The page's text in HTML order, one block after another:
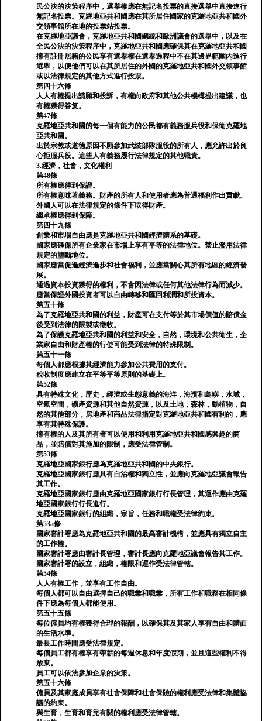
民公決的決策程序中，選舉權應在無記名投票的直接選舉中直接進行
無記名投票。克羅地亞共和國應在其所居住國家的克羅地亞共和國外
交領事館所在地的投票站投票。
在克羅地亞議會，克羅地亞共和國總統和歐洲議會的選舉中，以及在
全民公決的決策程序中，克羅地亞共和國應確保其在克羅地亞共和國
擁有註冊居籍的公民享有選舉權在選舉過程中不在其邊界範圍內進行
選舉，以便他們可以在其所居住的外國的克羅地亞共和國外交領事館
或以法律規定的其他方式進行投票。
第四十六條
人人有權提出請願和投訴，有權向政府和其他公共機構提出建議，也
有權獲得答复。
第47條
克羅地亞共和國的每一個有能力的公民都有義務服兵役和保衛克羅地
亞共和國。
出於宗教或道德原因不願參加武裝部隊服役的所有人，應允許出於良
心拒服兵役。這些人有義務履行法律規定的其他職責。
3.經濟，社會，文化權利
第48條
所有權應得到保證。
所有權意味著義務。財產的所有人和使用者應為普通福利作出貢獻。
外國人可以在法律規定的條件下取得財產。
繼承權應得到保障。
第四十九條
創業和市場自由應是克羅地亞共和國經濟體系的基礎。
國家應確保所有企業家在市場上享有平等的法律地位。禁止濫用法律
規定的壟斷地位。
國家應當促進經濟進步和社會福利，並應當關心其所有地區的經濟發
展。
通過資本投資獲得的權利，不會因法律或任何其他法律行為而減少。
應當保證外國投資者可以自由轉移和匯回利潤和所投資本。
第五十條
為了克羅地亞共和國的利益，財產可在支付等於其市場價值的賠償金
後受到法律的限製或徵收。
為了保護克羅地亞共和國的利益和安全，自然，環境和公共衛生，企
業家自由和財產權的行使可能受到法律的特殊限制。
第五十一條
每個人都應根據其經濟能力參加公共費用的支付。
稅收制度應建立在平等平等原則的基礎上。
第52條
具有特殊文化，歷史，經濟或生態意義的海洋，海濱和島嶼，水域，
空氣空間，礦產資源和其他自然資源，以及土地，森林，動植物，自
然的其他部分，房地產和商品法律指定對克羅地亞共和國有利的，應
享有其特殊保護。
擁有權的人及其所有者可以使用和利用克羅地亞共和國感興趣的商
品，並賠償對其施加的限制，應受法律管制。
第53條
克羅地亞國家銀行應為克羅地亞共和國的中央銀行。
克羅地亞國家銀行應具有自治權和獨立性，並應向克羅地亞議會報告
其工作。
克羅地亞國家銀行應由克羅地亞國家銀行行長管理，其運作應由克羅
地亞國家銀行行長進行。
克羅地亞國家銀行的組織，宗旨，任務和職權受法律約束。
第53a條
國家審計署應為克羅地亞共和國的最高審計機構，並應具有獨立自主
的工作權。
國家審計署應由審計長管理，審計長應向克羅地亞議會報告其工作。
國家審計署的設立，組織，權限和運作受法律管轄。
第54條
人人有權工作，並享有工作自由。
每個人都可以自由選擇自己的職業和職業，所有工作和職務在相同條
件下應為每個人都能使用。
第五十五條
每位僱員均有權獲得合理的報酬，以確保其及其家人享有自由和體面
的生活水準。
最長工作時間應受法律規定。
每個員工都有權享有帶薪的每週休息和年度假期，並且這些權利不得
放棄。
員工可以依法參加企業的決策。
第五十六條
僱員及其家庭成員享有社會保障和社會保險的權利應受法律和集體協
議的約束。
與生育，生育和育兒有關的權利應受法律管轄。